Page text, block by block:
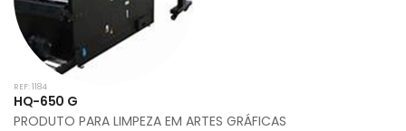
REF: 1184
HQ-650 G
PRODUTO PARA LIMPEZA EM ARTES GRÁFICAS